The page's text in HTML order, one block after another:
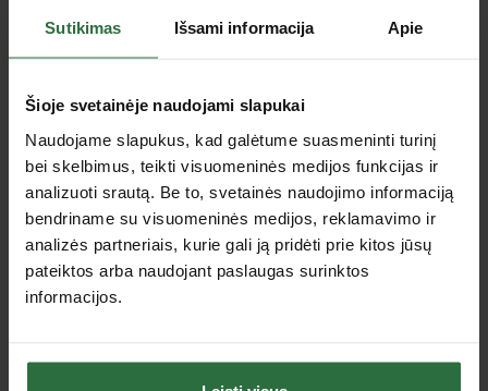
Sutikimas Išsami informacija Apie
Šioje svetainėje naudojami slapukai
Naudojame slapukus, kad galėtume suasmeninti turinį
bei skelbimus, teikti visuomeninės medijos funkcijas ir
analizuoti srautą. Be to, svetainės naudojimo informaciją
bendriname su visuomeninės medijos, reklamavimo ir
analizės partneriais, kurie gali ją pridėti prie kitos jūsų
pateiktos arba naudojant paslaugas surinktos
informacijos.
Aprašymas